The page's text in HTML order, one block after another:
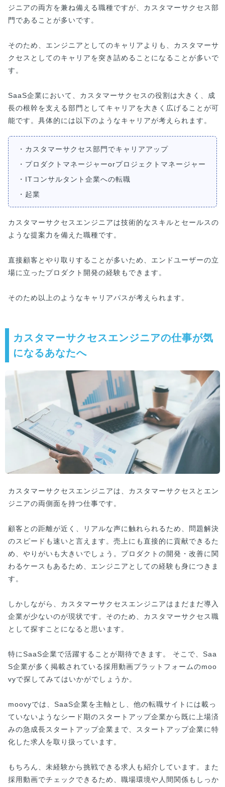
ジニアの両方を兼ね備える職種ですが、カスタマーサクセス部
門であることが多いです。
そのため、エンジニアとしてのキャリアよりも、カスタマーサ
クセスとしてのキャリアを突き詰めることになることが多いで
す。
SaaS企業において、カスタマーサクセスの役割は大きく、成
長の根幹を支える部門としてキャリアを大きく広げることが可
能です。具体的には以下のようなキャリアが考えられます。
・カスタマーサクセス部門でキャリアアップ
・プロダクトマネージャーorプロジェクトマネージャー
・ITコンサルタント企業への転職
・起業
カスタマーサクセスエンジニアは技術的なスキルとセールスの
ような提案力を備えた職種です。
直接顧客とやり取りすることが多いため、エンドユーザーの立
場に立ったプロダクト開発の経験もできます。
そのため以上のようなキャリアパスが考えられます。
カスタマーサクセスエンジニアの仕事が気
になるあなたへ
カスタマーサクセスエンジニアは、カスタマーサクセスとエン
ジニアの両側面を持つ仕事です。
顧客との距離が近く、リアルな声に触れられるため、問題解決
のスピードも速いと言えます。売上にも直接的に貢献できるた
め、やりがいも大きいでしょう。プロダクトの開発・改善に関
わるケースもあるため、エンジニアとしての経験も身につきま
す。
しかしながら、カスタマーサクセスエンジニアはまだまだ導入
企業が少ないのが現状です。そのため、カスタマーサクセス職
として探すことになると思います。
特にSaaS企業で活躍することが期待できます。 そこで、Saa
S企業が多く掲載されている採用動画プラットフォームのmoo
vyで探してみてはいかがでしょうか。
moovyでは、SaaS企業を主軸とし、他の転職サイトには載っ
ていないようなシード期のスタートアップ企業から既に上場済
みの急成長スタートアップ企業まで、スタートアップ企業に特
化した求人を取り扱っています。
もちろん、未経験から挑戦できる求人も紹介しています。また
採用動画でチェックできるため、職場環境や人間関係もしっか